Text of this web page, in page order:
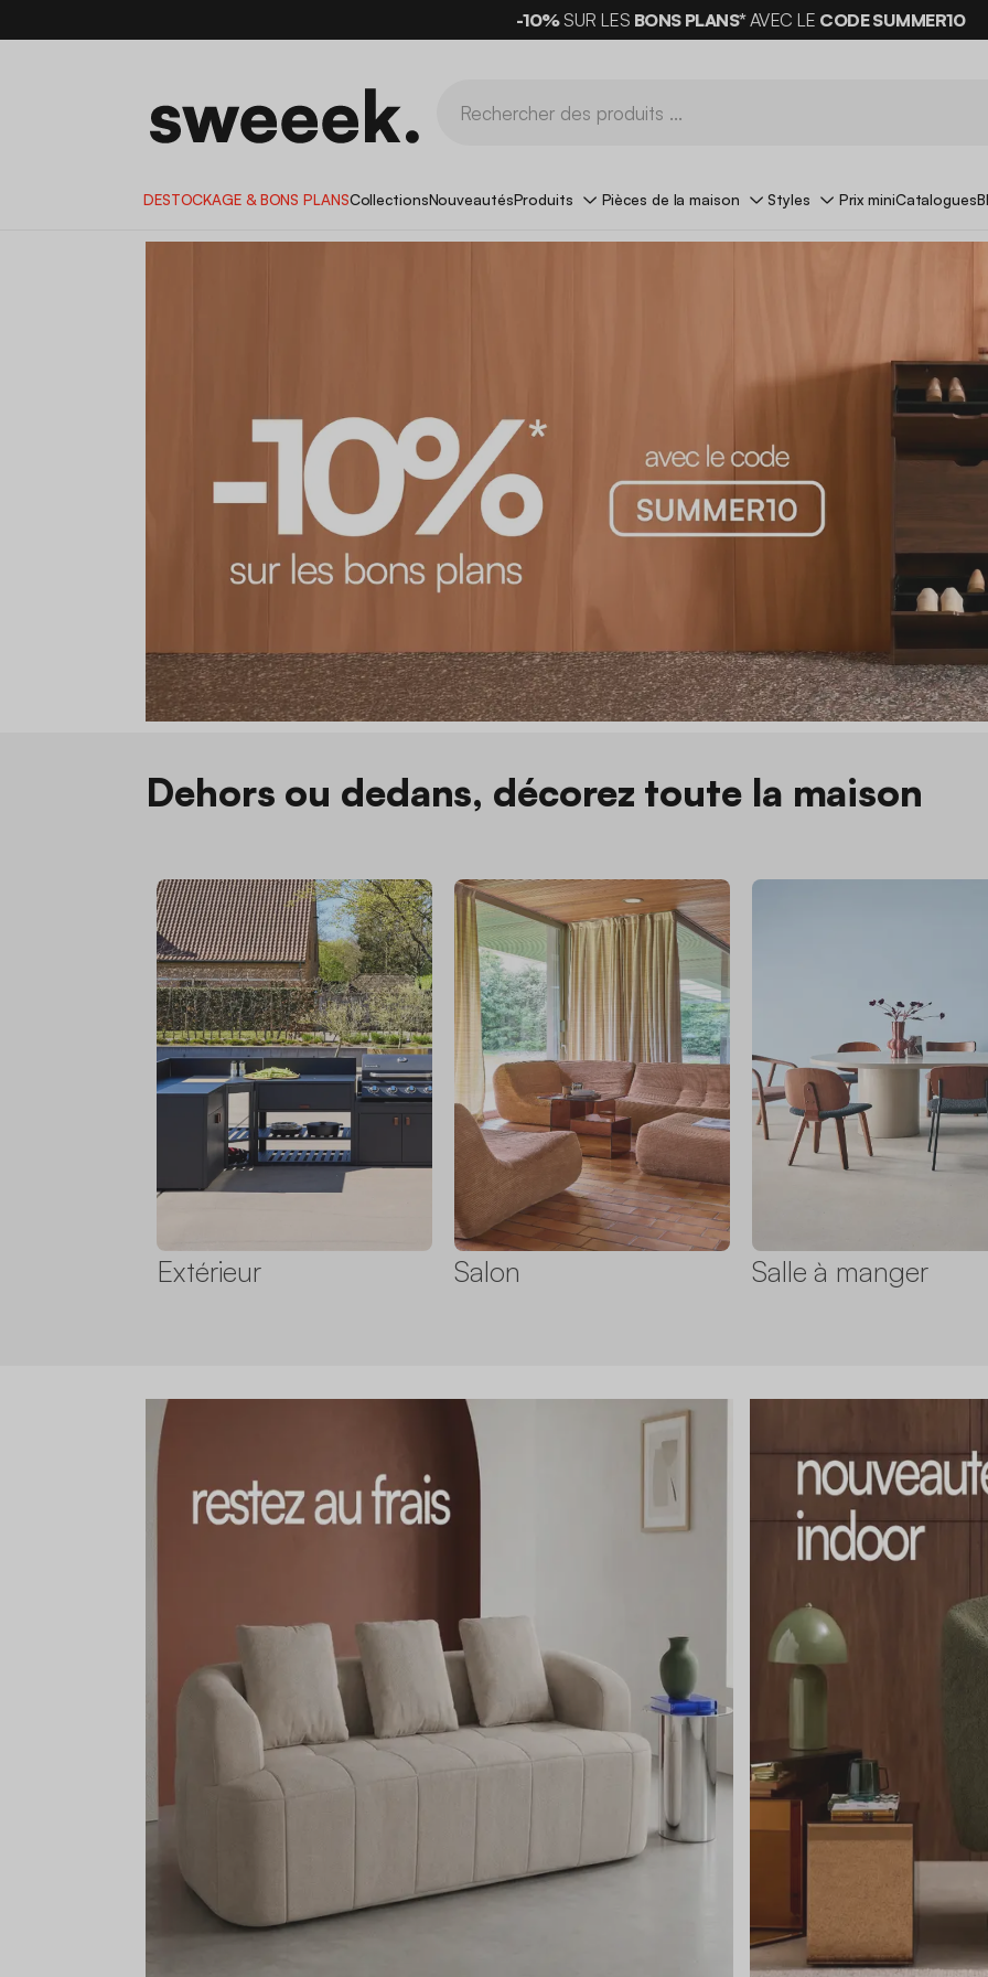
-10%SUR LES BONS PLANS*AVEC LE CODE SUMMER10
DESTOCKAGE & BONS PLANSCollectionsNouveautésProduits Pièces de la maison Styles Prix miniCatalogues
Dehors ou dedans, décorez toute la maison
Extérieur Salon Salle à manger